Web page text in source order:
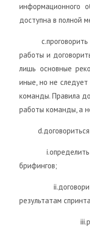
информационного
доступна в полной
работы и
лишь основные
иные, но не следует
команды. Правила
работы команды, а
i.определить
брифингов;
результатам
iii.раз в